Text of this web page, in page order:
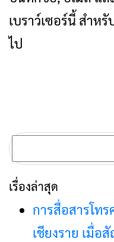
เบราว์เซอร์นี้ สำห
ไป
ค้นหา
สำหรับ:
เรื่องล่าสุด
การสื่อสารโท
เชียงราย เมื่